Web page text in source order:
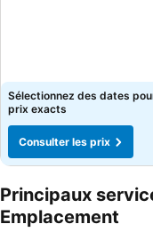
Sélectionnez des dates
prix exacts
Consulter les prix
Principaux
Emplacement